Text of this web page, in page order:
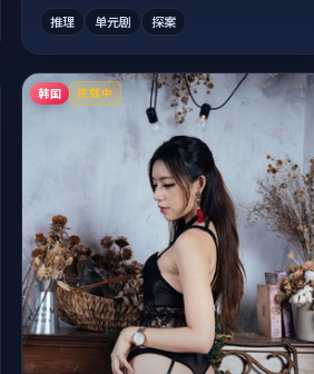
推理 单元剧 探案
韩国 连载中